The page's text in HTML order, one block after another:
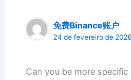
免费Binance账户
24 de fevereiro de
Can you be more